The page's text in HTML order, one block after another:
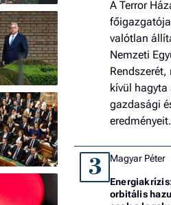
A Terror
valótlan
Nemzeti
kívül
gazdasági
eredményeit.
3 Magyar Péter
orbitális